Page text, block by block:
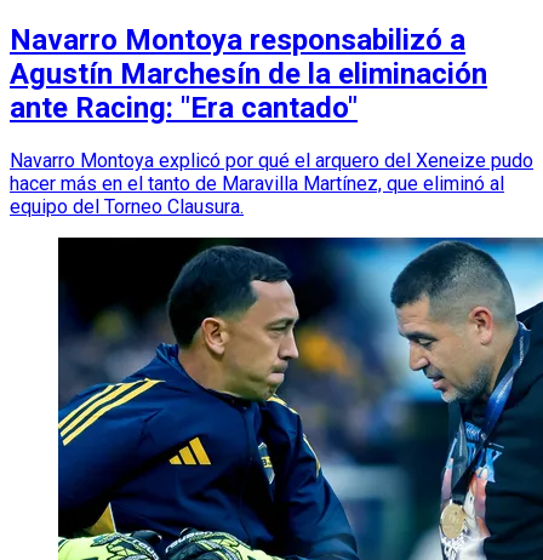
Navarro Montoya responsabilizó a
Agustín Marchesín de la eliminación
ante Racing: "Era cantado"
Navarro Montoya explicó por qué el arquero del Xeneize pudo
hacer más en el tanto de Maravilla Martínez, que eliminó al
equipo del Torneo Clausura.